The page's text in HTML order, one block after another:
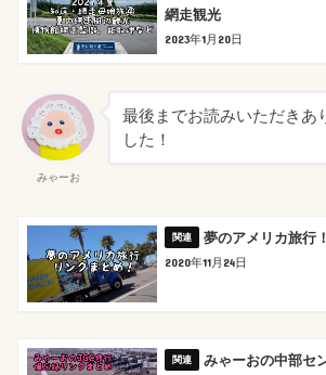
網走観光
2023年1月20日
みゃーお
最後までお読みいただきあ
した！
夢のアメリカ旅行
2020年11月24日
みゃーおの中部セ